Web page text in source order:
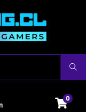
Buscar
0